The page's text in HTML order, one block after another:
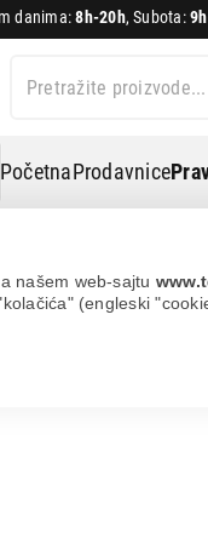
našem web-sajtu
(engleski
danima:8h-20h, Subota:
PočetnaProdavnice